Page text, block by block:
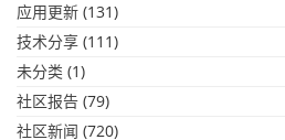
应用更新 (131)
技术分享 (111)
未分类 (1)
社区报告 (79)
社区新闻 (720)